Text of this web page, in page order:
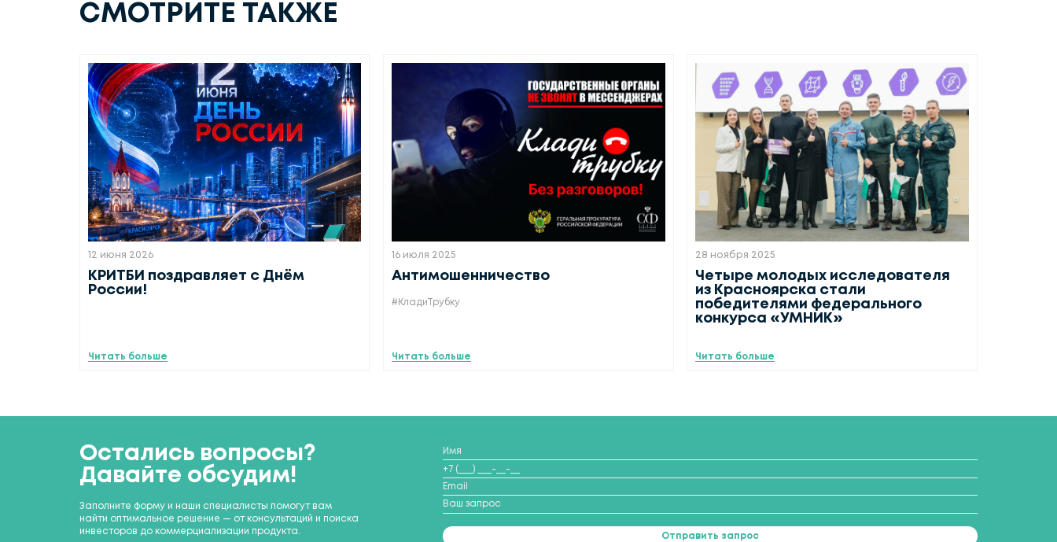
СМОТРИТЕ ТАКЖЕ
12 июня 2026
КРИТБИ поздравляет с Днём
России!
Читать больше
16 июля 2025
Антимошенничество
#КладиТрубку
Читать больше
28 ноября 2025
Четыре молодых исследователя
из Красноярска стали
победителями федерального
конкурса «УМНИК»
Читать больше
Остались вопросы?
Давайте обсудим!
Заполните форму и наши специалисты помогут вам
найти оптимальное решение — от консультаций и поиска
инвесторов до коммерциализации продукта.
Отправить запрос